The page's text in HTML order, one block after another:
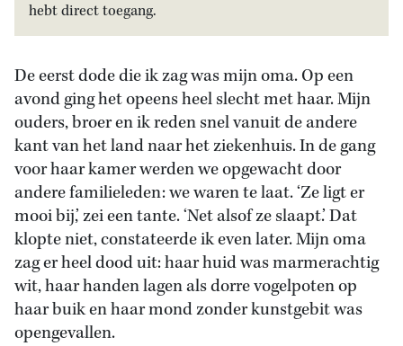
hebt direct toegang.
De eerst dode die ik zag was mijn oma. Op een
avond ging het opeens heel slecht met haar. Mijn
ouders, broer en ik reden snel vanuit de andere
kant van het land naar het ziekenhuis. In de gang
voor haar kamer werden we opgewacht door
andere familieleden: we waren te laat. ‘Ze ligt er
mooi bij,’ zei een tante. ‘Net alsof ze slaapt.’ Dat
klopte niet, constateerde ik even later. Mijn oma
zag er heel dood uit: haar huid was marmerachtig
wit, haar handen lagen als dorre vogelpoten op
haar buik en haar mond zonder kunstgebit was
opengevallen.